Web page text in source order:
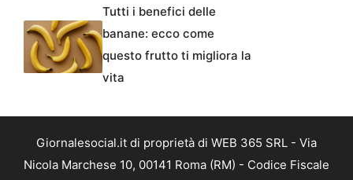
Tutti i benefici delle
banane: ecco come
questo frutto ti migliora la
vita
Giornalesocial.it di proprietà di WEB 365 SRL - Via
Nicola Marchese 10, 00141 Roma (RM) - Codice Fiscale